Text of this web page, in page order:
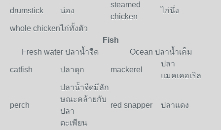
drumstick น่อง
steamed
chicken
ไก่นึ่ง
whole chickenไก่ทั้งตัว
Fish
Fresh water ปลานํ้าจืด
Ocean ปลานํ้าเค็ม
catfish ปลาดุก mackerel
ปลา
แมคเคอเริล
perch
ปลานํ้าจืดมีลัก
ษณะคล้ายกับ
ปลา
ตะเพียน
red snapper ปลาแดง